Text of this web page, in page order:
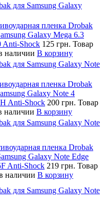
для Samsung Galaxy
пленка Drobak
Galaxy Mega 6.3
Anti-Shock 125 грн. Товар
наличии В корзину
для Samsung Galaxy Note
пленка Drobak
Galaxy Note 4
Anti-Shock 200 грн. Товар
наличии В корзину
для Samsung Galaxy Note
пленка Drobak
Galaxy Note Edge
Anti-Shock 219 грн. Товар
наличии В корзину
для Samsung Galaxy Note